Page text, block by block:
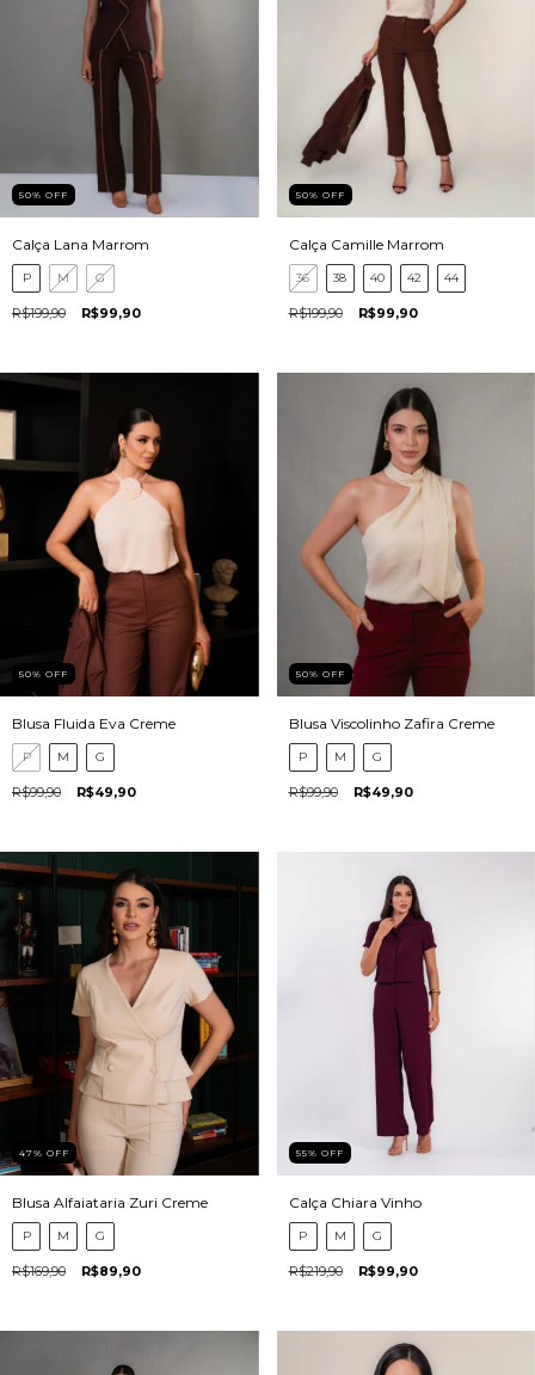
50% OFF
Calça Lana Marrom
P M G
R$199,90 R$99,90
50% OFF
Calça Camille Marrom
36 38 40 42 44
R$199,90 R$99,90
50% OFF
Blusa Fluida Eva Creme
P M G
R$99,90 R$49,90
50% OFF
Blusa Viscolinho Zafira Creme
P M G
R$99,90 R$49,90
47% OFF
Blusa Alfaiataria Zuri Creme
P M G
R$169,90 R$89,90
55% OFF
Calça Chiara Vinho
P M G
R$219,90 R$99,90